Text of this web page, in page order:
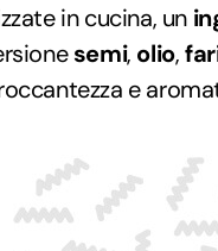
in cucina, un
semi, olio,
e